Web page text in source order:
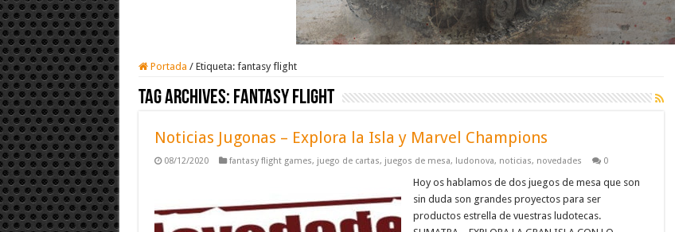
Portada / Etiqueta: fantasy flight
Tag Archives: fantasy flight
Noticias Jugonas – Explora la Isla y Marvel Champions
08/12/2020 fantasy flight games, juego de cartas, juegos de mesa, ludonova, noticias, novedades 0
Hoy os hablamos de dos juegos de mesa que son
sin duda son grandes proyectos para ser
productos estrella de vuestras ludotecas.